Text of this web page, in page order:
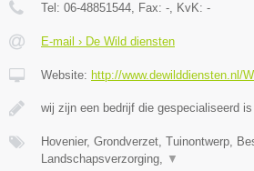
Tel: 06-48851544, Fax: -, KvK: -
E-mail › De Wild diensten
Website: http://www.dewilddiensten.nl/
wij zijn een bedrijf die gespecialiseerd
Hovenier, Grondverzet, Tuinontwerp,
Landschapsverzorging, ▼